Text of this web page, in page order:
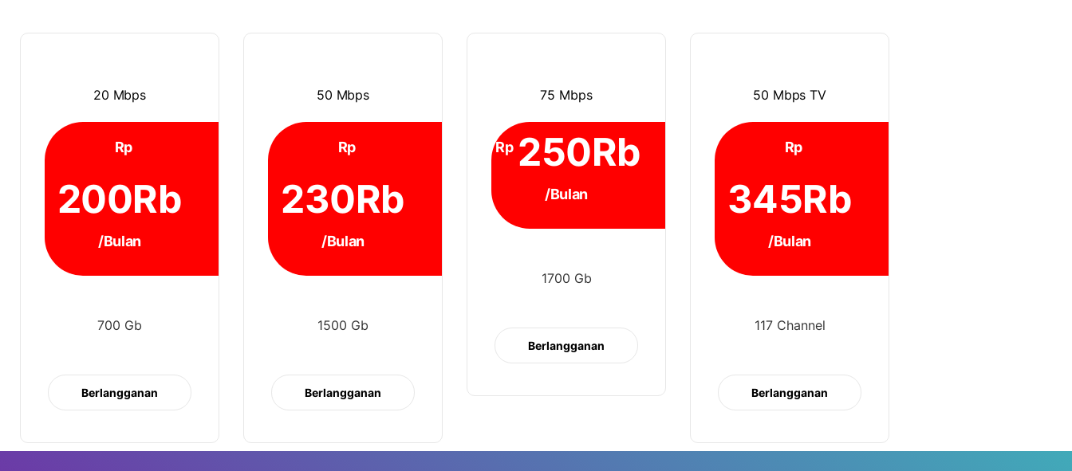
20 Mbps
Rp
200Rb
/Bulan
700 Gb
Berlangganan
50 Mbps
Rp
230Rb
/Bulan
1500 Gb
Berlangganan
75 Mbps
Rp 250Rb
/Bulan
1700 Gb
Berlangganan
50 Mbps TV
Rp
345Rb
/Bulan
117 Channel
Berlangganan